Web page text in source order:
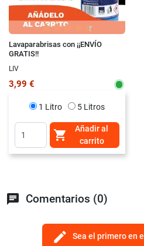
Lavaparabrisas con ¡¡ENVÍO
GRATIS!!
LIV
3,99 €
1 Litro 5 Litros

Añadir al
carrito
chat Comentarios (0)
edit Sea el primero en